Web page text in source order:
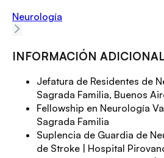
Neurología
INFORMACIÓN ADICIONAL
Jefatura de Residentes de
Sagrada Familia, Buenos
Fellowship en Neurología
Sagrada Familia
Suplencia de Guardia de
de Stroke | Hospital